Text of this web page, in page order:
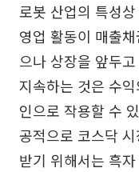
로봇 산업의 특성
영업 활동이 매출
으나 상장을 앞두
지속하는 것은 수
인으로 작용할 수
공적으로 코스닥
받기 위해서는 흑